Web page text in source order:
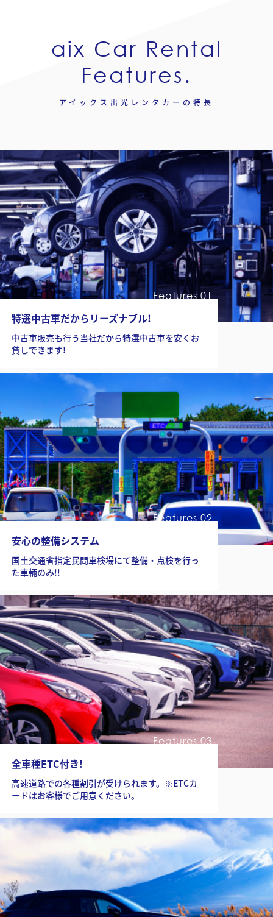
社
概
要
会
社
概
要
会
社
報
お
問
い
合
わ
せ
aix Car Rental
Features.
アイックス出光レンタカーの特長
特選中古車だからリーズナブル!
中古車販売も行う当社だから特選中古車を安くお
貸しできます!
Features 01
安心の整備システム
国土交通省指定民間車検場にて整備・点検を行っ
た車輛のみ!!
Features 02
全車種ETC付き!
高速道路での各種割引が受けられます。※ETCカ
ードはお客様でご用意ください。
Features 03